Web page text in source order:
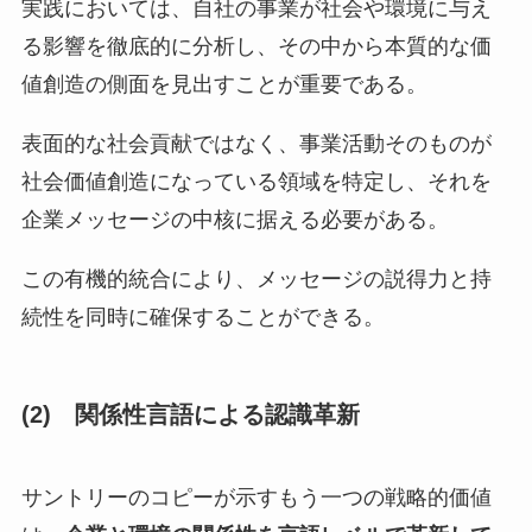
実践においては、自社の事業が社会や環境に与え
る影響を徹底的に分析し、その中から本質的な価
値創造の側面を見出すことが重要である。
表面的な社会貢献ではなく、事業活動そのものが
社会価値創造になっている領域を特定し、それを
企業メッセージの中核に据える必要がある。
この有機的統合により、メッセージの説得力と持
続性を同時に確保することができる。
(2) 関係性言語による認識革新
サントリーのコピーが示すもう一つの戦略的価値